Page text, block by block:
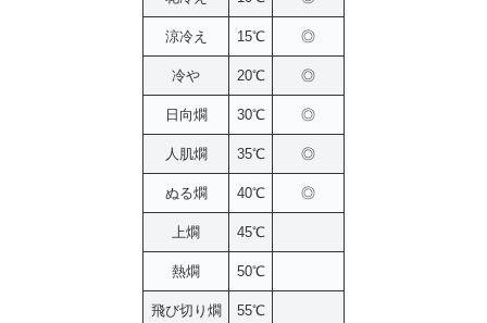
涼冷え 15℃ ◎
冷や 20℃ ◎
日向燗 30℃ ◎
人肌燗 35℃ ◎
ぬる燗 40℃ ◎
上燗 45℃
熱燗 50℃
飛び切り燗 55℃